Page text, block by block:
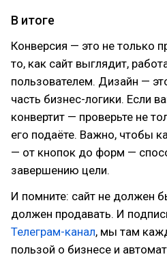
В итоге
Конверсия — это не только
то, как сайт выглядит,
пользователем. Дизайн —
часть бизнес-логики. Если
конвертит — проверьте не
его подаёте. Важно, чтобы
— от кнопок до форм —
завершению цели.
И помните: сайт не должен
должен продавать. И
Телеграм-канал, мы там
пользой о бизнесе и